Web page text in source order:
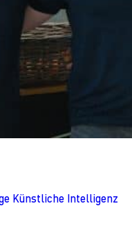
Künstliche Intelligenz